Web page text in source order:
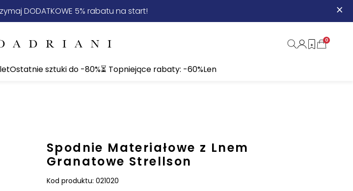
DODATKOWE 5% rabatu na start! ×
0
Ostatnie sztuki do -80%⏳ Topniejące rabaty: -60%Len
Spodnie Materiałowe z Lnem
Granatowe Strellson
Kod produktu: 021020